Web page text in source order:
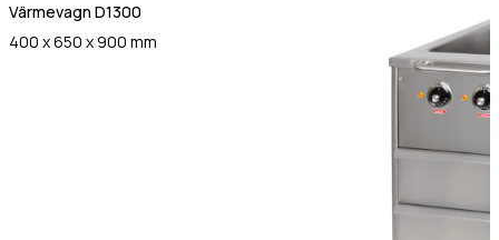
Värmevagn D1300
400 x 650 x 900 mm